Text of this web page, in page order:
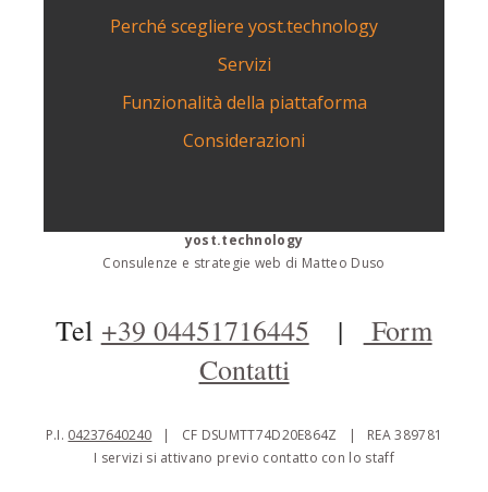
Perché scegliere yost.technology
Servizi
Funzionalità della piattaforma
Considerazioni
yost.technology
Consulenze e strategie web di Matteo Duso
Tel +39 04451716445 |
Form
Contatti
P.I. 04237640240 | CF DSUMTT74D20E864Z | REA 389781
I servizi si attivano previo contatto con lo staff